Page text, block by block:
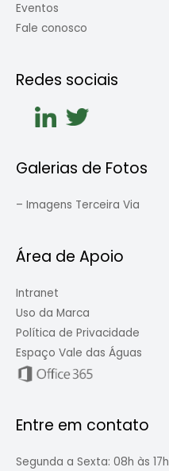
Eventos
Fale conosco
Redes sociais
Galerias de Fotos
– Imagens Terceira Via
Área de Apoio
Intranet
Uso da Marca
Política de Privacidade
Espaço Vale das Águas
Entre em contato
Segunda a Sexta: 08h às 17h